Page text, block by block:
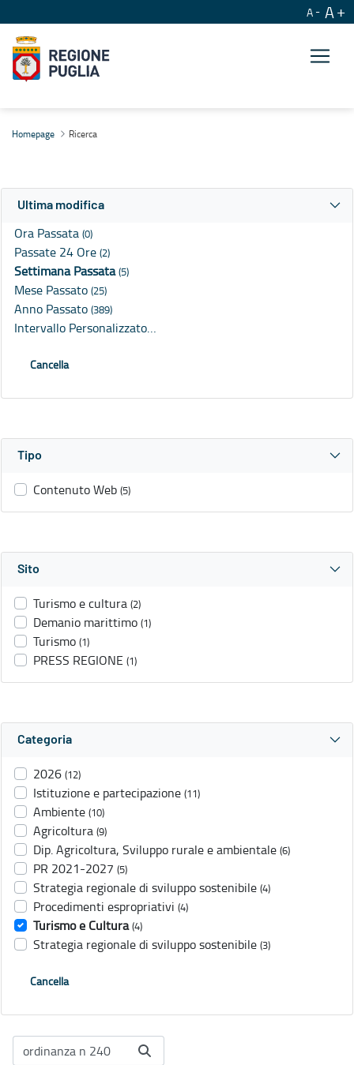
A A
Homepage Ricerca
Ultima modifica
Ora Passata (0)
Passate 24 Ore (2)
Settimana Passata(5)
Mese Passato (25)
Anno Passato (389)
Intervallo Personalizzato…
Cancella
Tipo
Contenuto Web (5)
Sito
Turismo e cultura (2)
Demanio marittimo (1)
Turismo (1)
PRESS REGIONE (1)
Categoria
2026 (12)
Istituzione e partecipazione (11)
Ambiente (10)
Agricoltura (9)
Dip. Agricoltura, Sviluppo rurale e ambientale (6)
PR 2021-2027 (5)
Strategia regionale di sviluppo sostenibile (4)
Procedimenti espropriativi (4)
Turismo e Cultura (4)
Strategia regionale di sviluppo sostenibile (3)
Cancella